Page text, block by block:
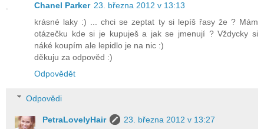
Chanel Parker 23. března 2012 v 13:13
krásné laky :) ... chci se zeptat ty si lepíš řasy že ? Mám
otázečku kde si je kupuješ a jak se jmenují ? Vždycky si
náké koupím ale lepidlo je na nic :)
děkuju za odpověd :)
Odpovědět
Odpovědi
PetraLovelyHair
23. března 2012 v 13:27